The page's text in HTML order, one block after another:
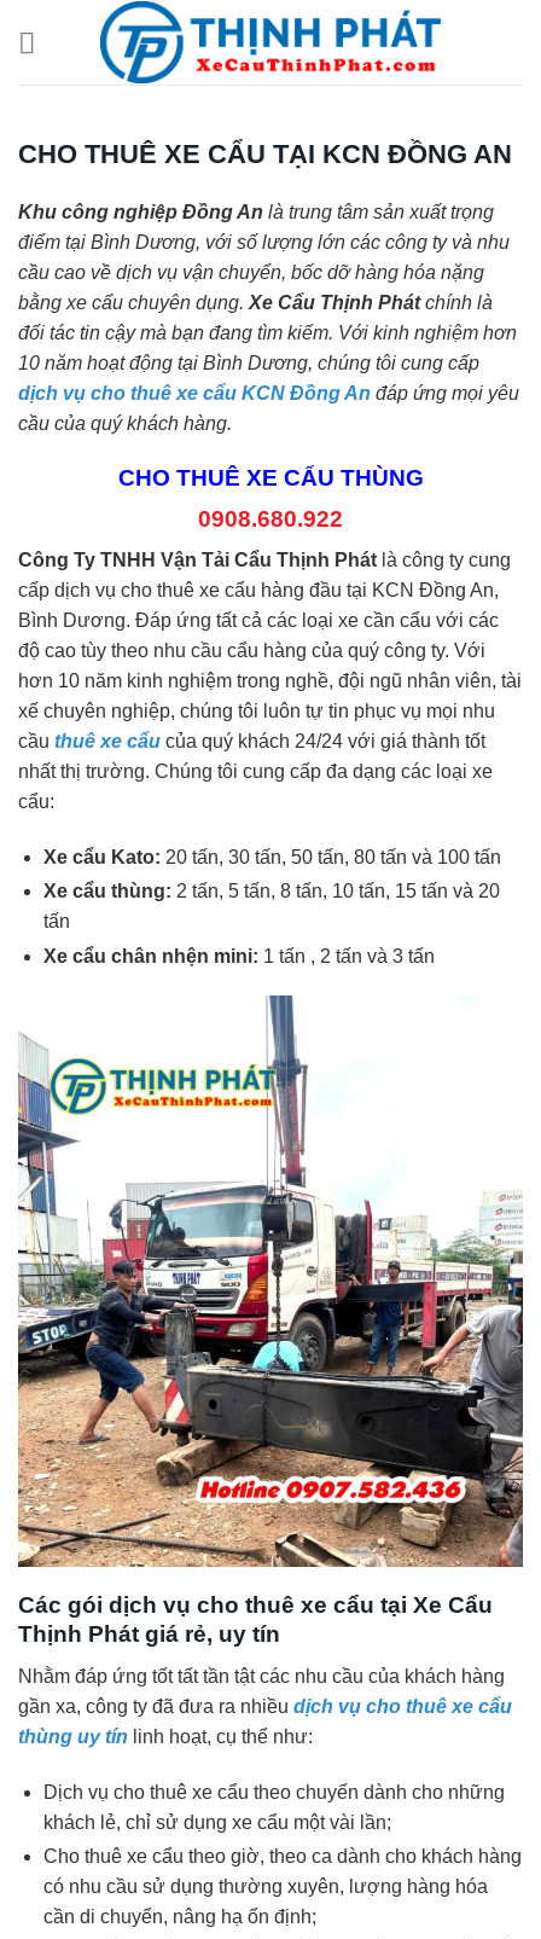
CHO THUÊ XE CẨU TẠI KCN ĐỒNG AN
Khu công nghiệp Đồng An là trung tâm sản xuất trọng
điểm tại Bình Dương, với số lượng lớn các công ty và nhu
cầu cao về dịch vụ vận chuyển, bốc dỡ hàng hóa nặng
bằng xe cẩu chuyên dụng. Xe Cẩu Thịnh Phátchính là
đối tác tin cậy mà bạn đang tìm kiếm. Với kinh nghiệm hơn
10 năm hoạt động tại Bình Dương, chúng tôi cung cấp
dịch vụ cho thuê xe cẩu KCN Đồng An đáp ứng mọi yêu
cầu của quý khách hàng.
CHO THUÊ XE CẨU THÙNG
0908.680.922
Công Ty TNHH Vận Tải Cẩu Thịnh Phát là công ty cung
cấp dịch vụ cho thuê xe cẩu hàng đầu tại KCN Đồng An,
Bình Dương. Đáp ứng tất cả các loại xe cần cẩu với các
độ cao tùy theo nhu cầu cẩu hàng của quý công ty. Với
hơn 10 năm kinh nghiệm trong nghề, đội ngũ nhân viên, tài
xế chuyên nghiệp, chúng tôi luôn tự tin phục vụ mọi nhu
cầu thuê xe cẩu của quý khách 24/24 với giá thành tốt
nhất thị trường. Chúng tôi cung cấp đa dạng các loại xe
cẩu:
Xe cẩu Kato: 20 tấn, 30 tấn, 50 tấn, 80 tấn và 100 tấn
Xe cẩu thùng: 2 tấn, 5 tấn, 8 tấn, 10 tấn, 15 tấn và 20
tấn
Xe cẩu chân nhện mini: 1 tấn , 2 tấn và 3 tấn
Các gói dịch vụ cho thuê xe cẩu tại Xe Cẩu
Thịnh Phát giá rẻ, uy tín
Nhằm đáp ứng tốt tất tần tật các nhu cầu của khách hàng
gần xa, công ty đã đưa ra nhiều dịch vụ cho thuê xe cẩu
thùng uy tín linh hoạt, cụ thể như:
Dịch vụ cho thuê xe cẩu theo chuyến dành cho những
khách lẻ, chỉ sử dụng xe cẩu một vài lần;
Cho thuê xe cẩu theo giờ, theo ca dành cho khách hàng
có nhu cầu sử dụng thường xuyên, lượng hàng hóa
cần di chuyển, nâng hạ ổn định;